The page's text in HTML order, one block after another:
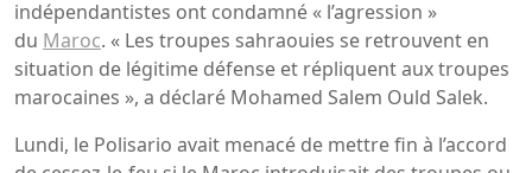
indépendantistes ont condamné « l’agression »
du Maroc. « Les troupes sahraouies se retrouvent en
situation de légitime défense et répliquent aux troupes
marocaines », a déclaré Mohamed Salem Ould Salek.
Lundi, le Polisario avait menacé de mettre fin à l’accord